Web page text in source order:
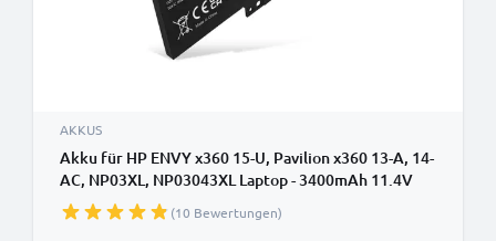
AKKUS
Akku für HP ENVY x360 15-U, Pavilion x360 13-A, 14-
AC, NP03XL, NP03043XL Laptop - 3400mAh 11.4V
(10 Bewertungen)